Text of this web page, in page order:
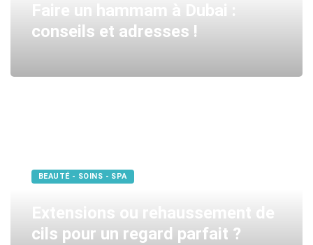
Faire un hammam à Dubai :
conseils et adresses !
BEAUTÉ - SOINS - SPA
Extensions ou rehaussement de
cils pour un regard parfait ?